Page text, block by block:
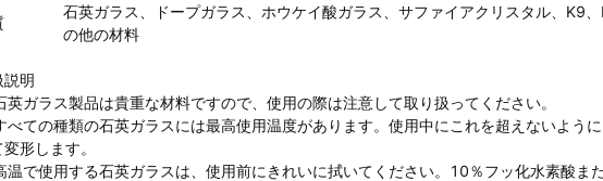
石英ガラス、ドープガラス、ホウケイ酸ガラス、サファイアクリスタル、K9
の他の材料
説明
英ガラス製品は貴重な材料ですので、使用の際は注意して取り扱ってください。
べての種類の石英ガラスには最高使用温度があります。使用中にこれを超えないよう
変形します。
温で使用する石英ガラスは、使用前にきれいに拭いてください。10％フッ化水素酸ま